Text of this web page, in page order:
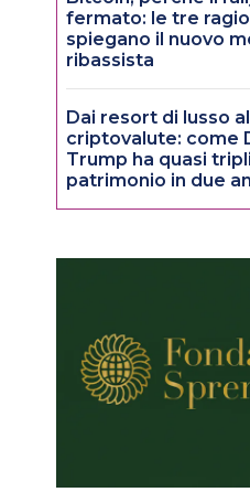
fermato: le tre
spiegano il nuovo
ribassista
Dai resort di lusso
criptovalute: come
Trump ha quasi
patrimonio in due